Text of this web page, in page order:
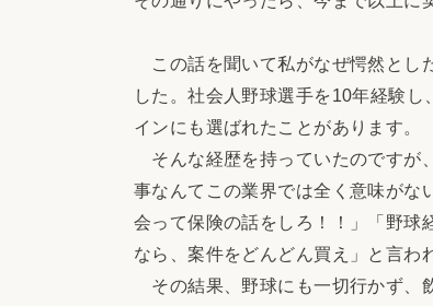
この話を聞いて私がなぜ愕然とし
した。社会人野球選手を10年経験
インにも選ばれたことがあります。
そんな経歴を持っていたのですが
事なんてこの業界では全く意味がな
会って保険の話をしろ！！」「野球
なら、案件をどんどん買え」と言わ
その結果、野球にも一切行かず、